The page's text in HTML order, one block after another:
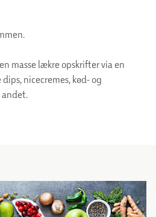
masse lækre opskrifter via en
nicecremes, kød- og